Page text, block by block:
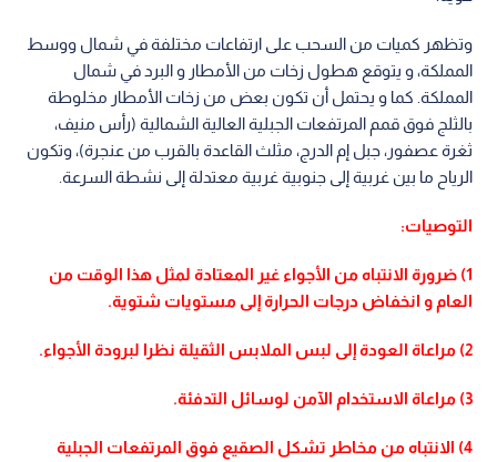
وتظهر كميات من السحب على ارتفاعات مختلفة في شمال ووسط
المملكة، و يتوقع هطول زخات من الأمطار و البرد في شمال
المملكة. كما و يحتمل أن تكون بعض من زخات الأمطار مخلوطة
بالثلج فوق قمم المرتفعات الجبلية العالية الشمالية (رأس منيف،
ثغرة عصفور، جبل إم الدرج، مثلث القاعدة بالقرب من عنجرة)، وتكون
الرياح ما بين غربية إلى جنوبية غربية معتدلة إلى نشطة السرعة.
التوصيات:
1) ضرورة الانتباه من الأجواء غير المعتادة لمثل هذا الوقت من
العام و انخفاض درجات الحرارة إلى مستويات شتوية.
2) مراعاة العودة إلى لبس الملابس الثقيلة نظرا لبرودة الأجواء.
3) مراعاة الاستخدام الآمن لوسائل التدفئة.
4) الانتباه من مخاطر تشكل الصقيع فوق المرتفعات الجبلية